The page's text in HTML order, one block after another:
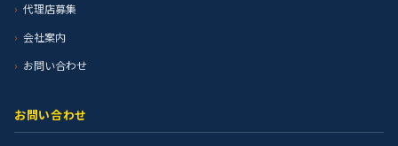
代理店募集
会社案内
お問い合わせ
お問い合わせ